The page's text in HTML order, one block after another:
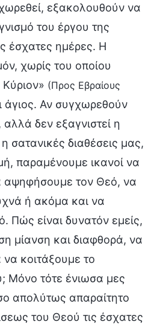
εξακολουθούν να
του έργου της
έσχατες ημέρες. Η
χωρίς του οποίου
Κύριον» (Προς Εβραίους
άγιος. Αν συγχωρεθούν
δεν εξαγνιστεί η
σατανικές διαθέσεις μας,
παραμένουμε ικανοί να
αψηφήσουμε τον Θεό, να
ή ακόμα και να
Πώς είναι δυνατόν εμείς,
μίανση και διαφθορά, να
κοιτάξουμε το
Μόνο τότε ένιωσα μες
απολύτως απαραίτητο
του Θεού τις έσχατες